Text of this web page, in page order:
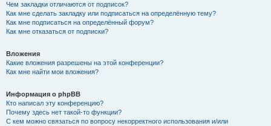
Чем закладки отличаются от подписок?
Как мне сделать закладку или подписаться на определённую тему?
Как мне подписаться на определённый форум?
Как мне отказаться от подписки?
Вложения
Какие вложения разрешены на этой конференции?
Как мне найти мои вложения?
Информация о phpBB
Кто написал эту конференцию?
Почему здесь нет такой-то функции?
С кем можно связаться по вопросу некорректного использования и/или